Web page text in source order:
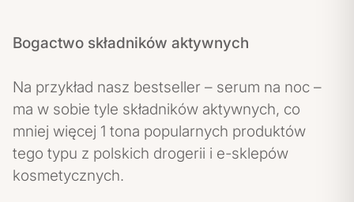
Bogactwo składników aktywnych
Na przykład nasz bestseller – serum na noc –
ma w sobie tyle składników aktywnych, co
mniej więcej 1 tona popularnych produktów
tego typu z polskich drogerii i e-sklepów
kosmetycznych.